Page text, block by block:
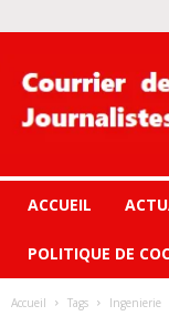
journalistes
ACCUEIL
POLITIQUE DE
Accueil Tags Ingenierie